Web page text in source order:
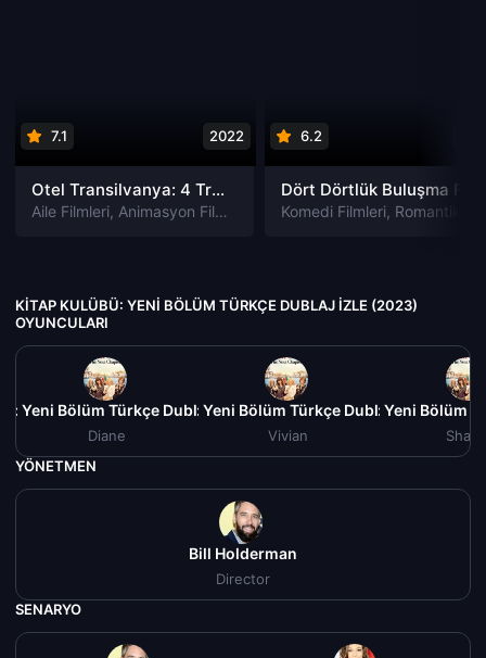
7.1 2022
Otel Transilvanya: 4 Transformanya izle
Aile Filmleri, Animasyon Filmleri Fantastik Filmleri,Komedi
6.2
Komedi Filmleri, Romantik Filmleri
KITAP KULÜBÜ: YENI BÖLÜM TÜRKÇE DUBLAJ IZLE (2023)
OYUNCULARI
Yeni Bölüm Türkçe Dublaj izle (2023)
Diane
Kitap Kulübü: Yeni Bölüm Türkçe Dublaj izle (2023)
Vivian
Kitap Kulübü: Yeni Bölüm
YÖNETMEN
Bill Holderman
Director
SENARYO